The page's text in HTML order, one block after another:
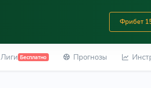
Фрибет
Лиги Бесплатно Прогнозы